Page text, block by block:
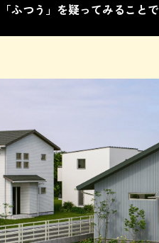
「ふつう」を疑ってみること